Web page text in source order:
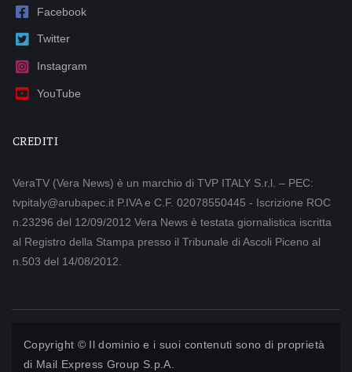
Facebook
Twitter
Instagram
YouTube
CREDITI
VeraTV (Vera News) è un marchio di TVP ITALY S.r.l. – PEC:
tvpitaly@arubapec.it P.IVA e C.F. 02078550445 - Iscrizione ROC
n.23296 del 12/09/2012 Vera News è testata giornalistica iscritta
al Registro della Stampa presso il Tribunale di Ascoli Piceno al
n.503 del 14/08/2012.
Copyright © Il dominio e i suoi contenuti sono di proprietà
di Mail Express Group S.p.A.